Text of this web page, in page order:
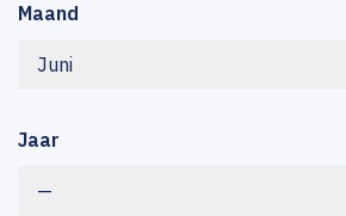
Maand
Juni
Jaar
—